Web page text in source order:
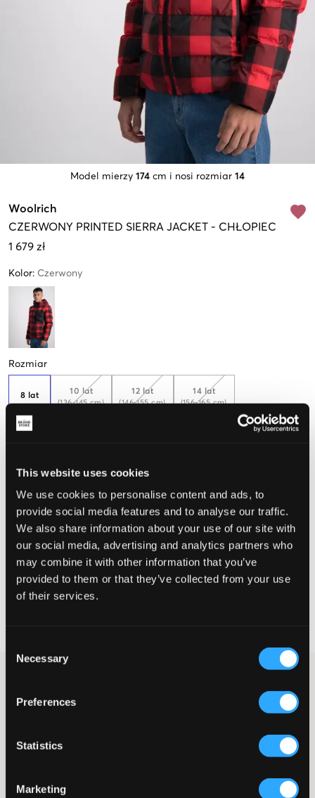
This website uses cookies
We use cookies to personalise content and ads, to
provide social media features and to analyse our traffic.
We also share information about your use of our site with
our social media, advertising and analytics partners who
may combine it with other information that you’ve
provided to them or that they’ve collected from your use
of their services.
Selection
Necessary
Preferences
Statistics
Marketing
Model mierzy 174 cm i nosi rozmiar 14
Woolrich
CZERWONY PRINTED SIERRA JACKET - CHŁOPIEC
1 679 zł
Kolor: Czerwony
Rozmiar
8 lat
Tylko
dostępny
10 lat
(136-145 cm)
12 lat
(146-155 cm)
14 lat
(156-165 cm)
Opinia o rozmiarze
Mały Idealny
WYBIERZ SWÓJ ROZMIAR
zamkiem błyskawicznym z przodu, a także kieszeń na piersi.
Logo marki znajduje się na gumowej naszywce umieszczonej na
Kurtka
Naszywka